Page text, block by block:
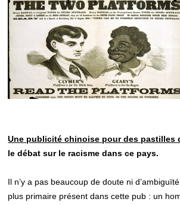
Une publicité chinoise pour des pastilles
le débat sur le racisme dans ce pays.
Il n’y a pas beaucoup de doute ni
plus primaire présent dans cette pub : un